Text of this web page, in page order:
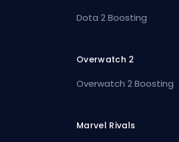
Dota 2 Boosting
Overwatch 2
Overwatch 2 Boosting
Marvel Rivals